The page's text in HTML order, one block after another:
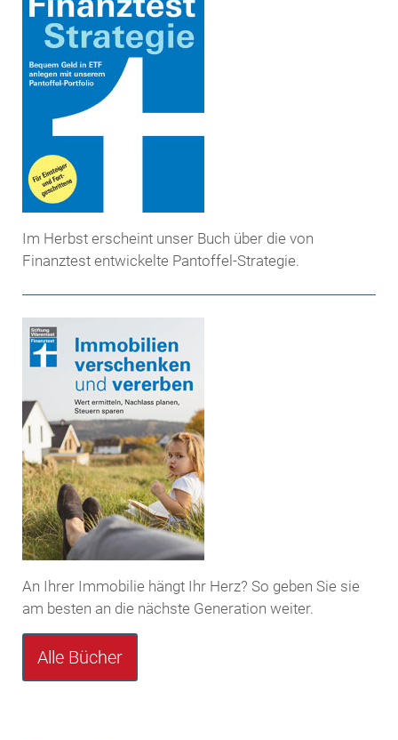
Im Herbst erscheint unser Buch über die von
Finanztest entwickelte Pantoffel-Strategie.
An Ihrer Immobilie hängt Ihr Herz? So geben Sie sie
am besten an die nächste Generation weiter.
Alle Bücher